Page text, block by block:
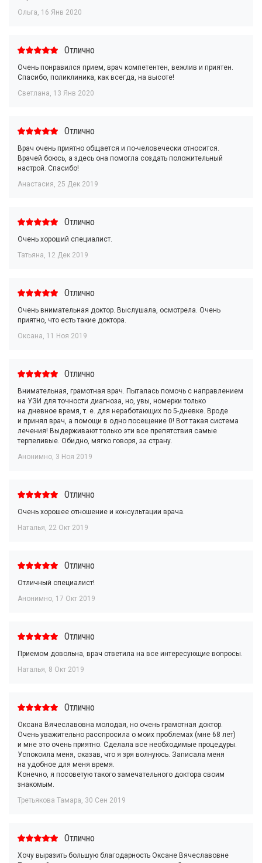
Ольга, 16 Янв 2020
Отлично
Очень понравился прием, врач компетентен, вежлив и приятен.
Спасибо, поликлиника, как всегда, на высоте!
Светлана, 13 Янв 2020
Отлично
Врач очень приятно общается и по-человечески относится.
Врачей боюсь, а здесь она помогла создать положительный
настрой. Спасибо!
Анастасия, 25 Дек 2019
Отлично
Очень хороший специалист.
Татьяна, 12 Дек 2019
Отлично
Очень внимательная доктор. Выслушала, осмотрела. Очень
приятно, что есть такие доктора.
Оксана, 11 Ноя 2019
Отлично
Внимательная, грамотная врач. Пыталась помочь с направлением
на УЗИ для точности диагноза, но, увы, номерки только
на дневное время, т. е. для неработающих по 5-дневке. Вроде
и принял врач, а помощи в одно посещение 0! Вот такая система
лечения! Выдерживают только эти все препятствия самые
терпеливые. Обидно, мягко говоря, за страну.
Анонимно, 3 Ноя 2019
Отлично
Очень хорошее отношение и консультации врача.
Наталья, 22 Окт 2019
Отлично
Отличный специалист!
Анонимно, 17 Окт 2019
Отлично
Приемом довольна, врач ответила на все интересующие вопросы.
Наталья, 8 Окт 2019
Отлично
Оксана Вячеславовна молодая, но очень грамотная доктор.
Очень уважительно расспросила о моих проблемах (мне 68 лет)
и мне это очень приятно. Сделала все необходимые процедуры.
Успокоила меня, сказав, что я зря волнуюсь. Записала меня
на удобное для меня время.
Конечно, я посоветую такого замечательного доктора своим
знакомым.
Третьякова Тамара, 30 Сен 2019
Отлично
Хочу выразить большую благодарность Оксане Вячеславовне